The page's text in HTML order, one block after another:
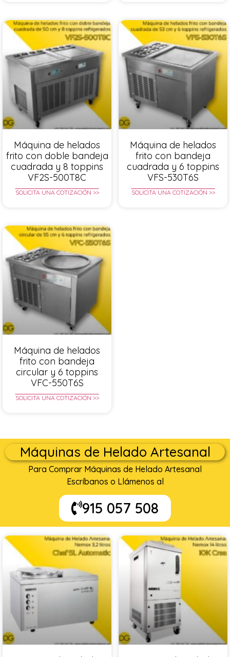
Máquina de helados
frito con doble bandeja
cuadrada y 8 toppins
VF2S-500T8C
SOLICITA UNA COTIZACIÓN >>
Máquina de helados
frito con bandeja
cuadrada y 6 toppins
VFS-530T6S
SOLICITA UNA COTIZACIÓN >>
Máquina de helados
frito con bandeja
circular y 6 toppins
VFC-550T6S
SOLICITA UNA COTIZACIÓN >>
Máquinas de Helado Artesanal
Para Comprar Máquinas de Helado Artesanal
Escríbanos o Llámenos al
915 057 508